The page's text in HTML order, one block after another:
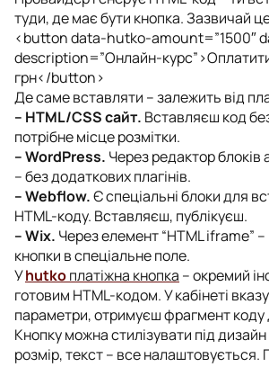
туди, де має бути кнопка. Зазвичай
<button data-hutko-amount=”1500″
description=”Онлайн-
грн</button>
Де саме вставляти – залежить від
– HTML/CSS сайт. Вставляєш код
потрібне місце розмітки.
– WordPress. Через редактор блоків
– без додаткових плагінів.
– Webflow.Є спеціальні блоки для
HTML-коду. Вставляєш, публікуєш.
– Wix. Через елемент “HTML iframe”
кнопки в спеціальне поле.
Уhutkoплатіжна кнопка – окремий
готовим HTML-кодом. У кабінеті
параметри, отримуєш фрагмент коду
Кнопку можна стилізувати під дизайн
розмір, текст – все налаштовується.